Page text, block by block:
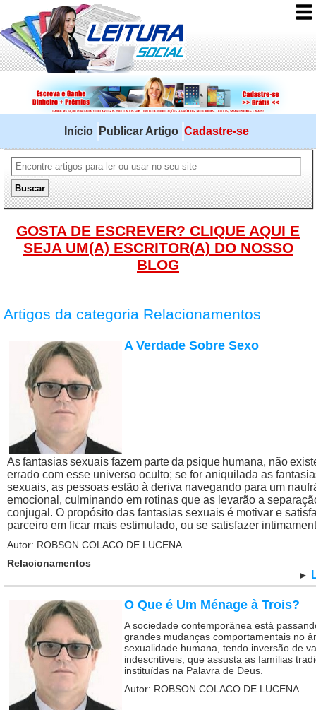
Início Publicar Artigo Cadastre-se
GOSTA DE ESCREVER? CLIQUE AQUI E
SEJA UM(A) ESCRITOR(A) DO NOSSO
BLOG
Artigos da categoria Relacionamentos
A Verdade Sobre Sexo
Asfantasias sexuais fazem parteda psique humana, não
errado com esse universo oculto; se for aniquilada as
sexuais, as pessoas estão à deriva navegando para um
emocional, culminando em rotinas que as levarão a
conjugal. O propósito das fantasias sexuais é motivar e
parceiro em ficar mais estimulado, ou se satisfazer
Autor: ROBSON COLACO DE LUCENA
Relacionamentos
►
O Que é Um Ménage à Trois?
A sociedade contemporânea está
grandes mudanças comportamentais no
sexualidade humana, tendo inversão de
indescritíveis, que assusta as famílias
instituídas na Palavra de Deus.
Autor: ROBSON COLACO DE LUCENA